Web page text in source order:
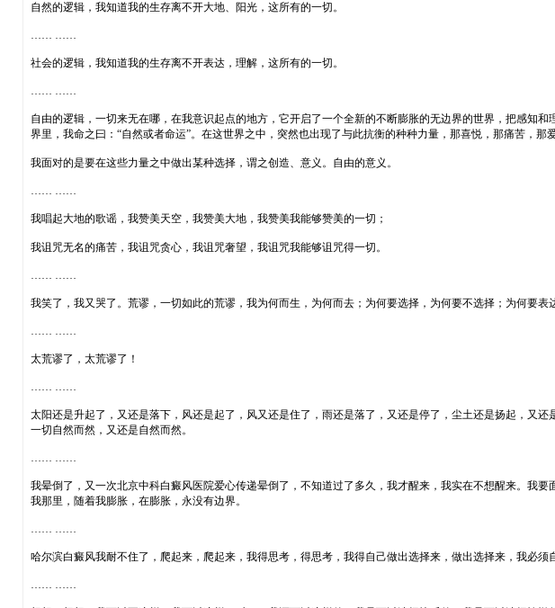
自然的逻辑，我知道我的生存离不开大地、阳光，这所有的一切。
…… ……
社会的逻辑，我知道我的生存离不开表达，理解，这所有的一切。
…… ……
自由的逻辑，一切来无在哪，在我意识起点的地方，它开启了一个全新的不断膨胀的无边界的世界，把感知
界里，我命之曰：“自然或者命运”。在这世界之中，突然也出现了与此抗衡的种种力量，那喜悦，那痛苦，
我面对的是要在这些力量之中做出某种选择，谓之创造、意义。自由的意义。
…… ……
我唱起大地的歌谣，我赞美天空，我赞美大地，我赞美我能够赞美的一切；
我诅咒无名的痛苦，我诅咒贪心，我诅咒奢望，我诅咒我能够诅咒得一切。
…… ……
我笑了，我又哭了。荒谬，一切如此的荒谬，我为何而生，为何而去；为何要选择，为何要不选择；为何要表
…… ……
太荒谬了，太荒谬了！
…… ……
太阳还是升起了，又还是落下，风还是起了，风又还是住了，雨还是落了，又还是停了，尘土还是扬起，又
一切自然而然，又还是自然而然。
…… ……
我晕倒了，又一次北京中科白癜风医院爱心传递晕倒了，不知道过了多久，我才醒来，我实在不想醒来。我
我那里，随着我膨胀，在膨胀，永没有边界。
…… ……
哈尔滨白癜风我耐不住了，爬起来，爬起来，我得思考，得思考，我得自己做出选择来，做出选择来，我必
…… ……